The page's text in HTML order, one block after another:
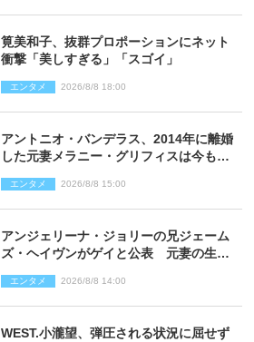
筧美和子、抜群プロポーションにネット
衝撃「美しすぎる」「スゴイ」
エンタメ 2026/8/8 18:00
アントニオ・バンデラス、2014年に離婚
した元妻メラニー・グリフィスは今も
エンタメ 2026/8/8 15:00
アンジェリーナ・ジョリーの兄ジェーム
ズ・ヘイヴンがゲイと公表 元妻の生配
エンタメ 2026/8/8 14:00
WEST.小瀧望、弾圧される状況に屈せず